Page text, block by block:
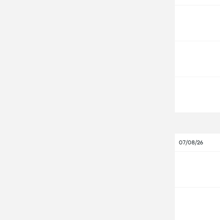
07/08/26